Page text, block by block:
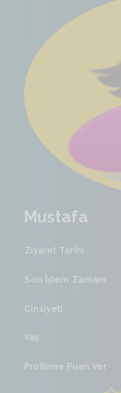
Mustafa
Ziyaret Tarihi
Son İşlem Zamanı
Cinsiyeti
Yaş
Profilime Puan Ver